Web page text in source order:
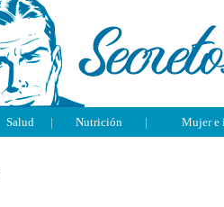
Salud | Nutrición | Mujer e